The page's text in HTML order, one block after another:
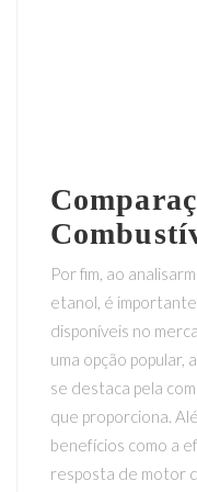
Por fim, ao
etanol, é
disponíveis no
uma opção popular,
se destaca pela
que proporciona.
benefícios como a
resposta de motor